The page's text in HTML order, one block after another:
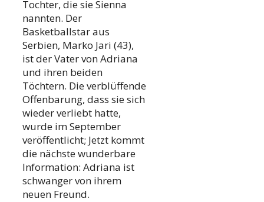
Tochter, die sie Sienna
nannten. Der
Basketballstar aus
Serbien, Marko Jari (43),
ist der Vater von Adriana
und ihren beiden
Töchtern. Die verblüffende
Offenbarung, dass sie sich
wieder verliebt hatte,
wurde im September
veröffentlicht; Jetzt kommt
die nächste wunderbare
Information: Adriana ist
schwanger von ihrem
neuen Freund.